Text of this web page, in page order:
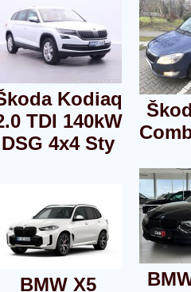
Kodiaq
TDI 140kW
DSG 4x4 Sty
BMW X5